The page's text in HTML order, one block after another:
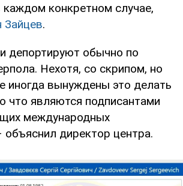
каждом конкретном случае,
Зайцев.
депортируют обычно по
Нехотя, со скрипом, но
иногда вынуждены это делать
что являются подписантами
международных
объяснил директор центра.